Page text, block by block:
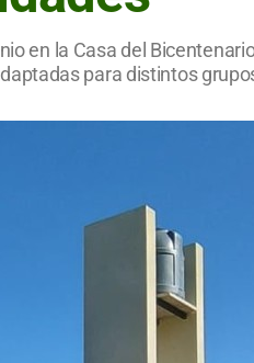
en la Casa del
para distintos